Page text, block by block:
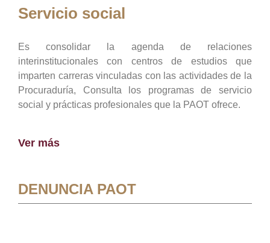
Servicio social
Es consolidar la agenda de relaciones
interinstitucionales con centros de estudios que
imparten carreras vinculadas con las actividades de la
Procuraduría, Consulta los programas de servicio
social y prácticas profesionales que la PAOT ofrece.
Ver más
DENUNCIA PAOT